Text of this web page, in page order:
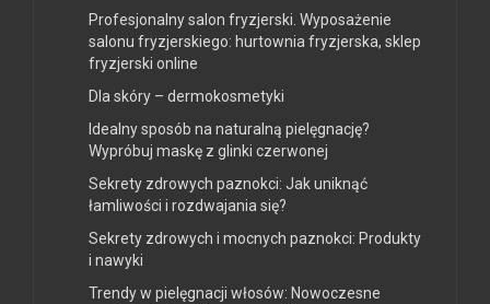
Profesjonalny salon fryzjerski. Wyposażenie
salonu fryzjerskiego: hurtownia fryzjerska, sklep
fryzjerski online
Dla skóry – dermokosmetyki
Idealny sposób na naturalną pielęgnację?
Wypróbuj maskę z glinki czerwonej
Sekrety zdrowych paznokci: Jak uniknąć
łamliwości i rozdwajania się?
Sekrety zdrowych i mocnych paznokci: Produkty
i nawyki
Trendy w pielęgnacji włosów: Nowoczesne